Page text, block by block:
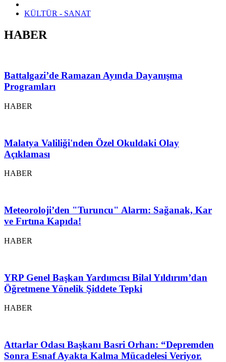
KÜLTÜR - SANAT
HABER
Battalgazi’de Ramazan Ayında Dayanışma
Programları
HABER
Malatya Valiliği'nden Özel Okuldaki Olay
Açıklaması
HABER
Meteoroloji’den "Turuncu" Alarm: Sağanak, Kar
ve Fırtına Kapıda!
HABER
YRP Genel Başkan Yardımcısı Bilal Yıldırım’dan
Öğretmene Yönelik Şiddete Tepki
HABER
Attarlar Odası Başkanı Basri Orhan: “Depremden
Sonra Esnaf Ayakta Kalma Mücadelesi Veriyor.